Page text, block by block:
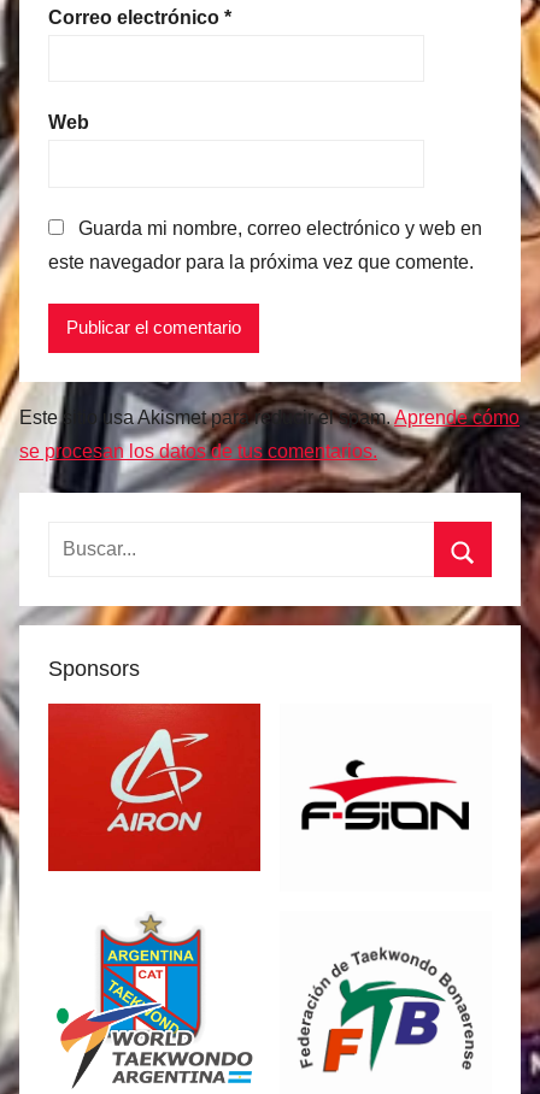
Correo electrónico *
Web
Guarda mi nombre, correo electrónico y web en
este navegador para la próxima vez que comente.
Este sitio usa Akismet para reducir el spam.Aprende cómo
se procesan los datos de tus comentarios.
Buscar:
Buscar
Sponsors